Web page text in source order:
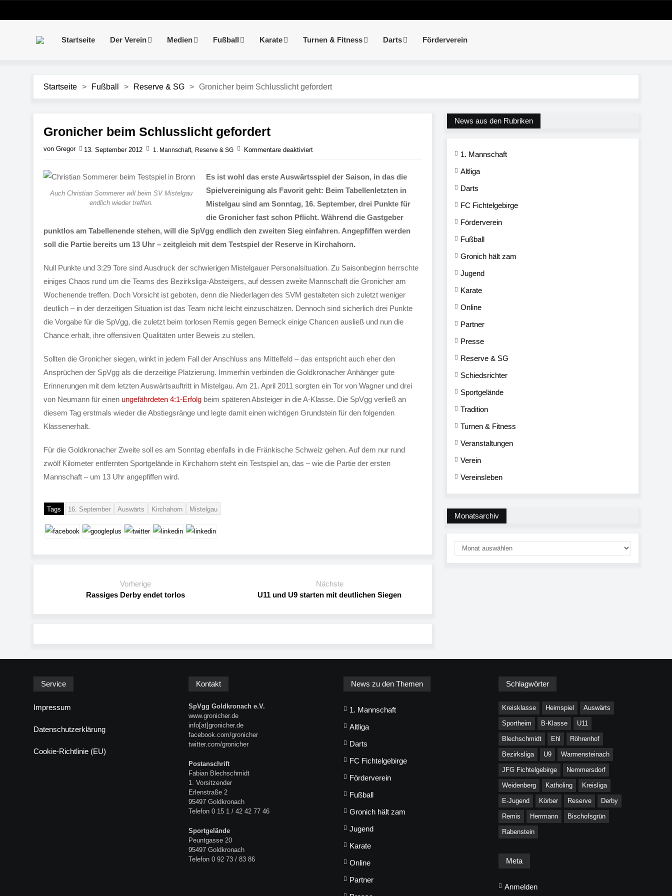
Startseite Der Verein Medien Fußball Karate Turnen & Fitness Darts Förderverein
Startseite > Fußball > Reserve & SG > Gronicher beim Schlusslicht gefordert
Gronicher beim Schlusslicht gefordert
von Gregor 13. September 2012 1. Mannschaft, Reserve & SG Kommentare deaktiviert
Auch Christian Sommerer will beim SV Mistelgau
endlich wieder treffen.
Es ist wohl das erste Auswärtsspiel der Saison, in das die
Spielvereinigung als Favorit geht: Beim Tabellenletzten in
Mistelgau sind am Sonntag, 16. September, drei Punkte für
die Gronicher fast schon Pflicht. Während die Gastgeber
punktlos am Tabellenende stehen, will die SpVgg endlich den zweiten Sieg einfahren. Angepfiffen werden
soll die Partie bereits um 13 Uhr – zeitgleich mit dem Testspiel der Reserve in Kirchahorn.
Null Punkte und 3:29 Tore sind Ausdruck der schwierigen Mistelgauer Personalsituation. Zu Saisonbeginn herrschte
einiges Chaos rund um die Teams des Bezirksliga-Absteigers, auf dessen zweite Mannschaft die Gronicher am
Wochenende treffen. Doch Vorsicht ist geboten, denn die Niederlagen des SVM gestalteten sich zuletzt weniger
deutlich – in der derzeitigen Situation ist das Team nicht leicht einzuschätzen. Dennoch sind sicherlich drei Punkte
die Vorgabe für die SpVgg, die zuletzt beim torlosen Remis gegen Berneck einige Chancen ausließ und nun die
Chance erhält, ihre offensiven Qualitäten unter Beweis zu stellen.
Sollten die Gronicher siegen, winkt in jedem Fall der Anschluss ans Mittelfeld – das entspricht auch eher den
Ansprüchen der SpVgg als die derzeitige Platzierung. Immerhin verbinden die Goldkronacher Anhänger gute
Erinnerungen mit dem letzten Auswärtsauftritt in Mistelgau. Am 21. April 2011 sorgten ein Tor von Wagner und drei
von Neumann für einen ungefährdeten 4:1-Erfolg beim späteren Absteiger in die A-Klasse. Die SpVgg verließ an
diesem Tag erstmals wieder die Abstiegsränge und legte damit einen wichtigen Grundstein für den folgenden
Klassenerhalt.
Für die Goldkronacher Zweite soll es am Sonntag ebenfalls in die Fränkische Schweiz gehen. Auf dem nur rund
zwölf Kilometer entfernten Sportgelände in Kirchahorn steht ein Testspiel an, das – wie die Partie der ersten
Mannschaft – um 13 Uhr angepfiffen wird.
Tags 16. September Auswärts Kirchahorn Mistelgau
Vorherige
Rassiges Derby endet torlos
Nächste
U11 und U9 starten mit deutlichen Siegen
News aus den Rubriken
1. Mannschaft
Altliga
Darts
FC Fichtelgebirge
Förderverein
Fußball
Gronich hält zam
Jugend
Karate
Online
Partner
Presse
Reserve & SG
Schiedsrichter
Sportgelände
Tradition
Turnen & Fitness
Veranstaltungen
Verein
Vereinsleben
Monatsarchiv
Service
Impressum
Datenschutzerklärung
Cookie-Richtlinie (EU)
Kontakt
SpVgg Goldkronach e.V.
www.gronicher.de
info[at]gronicher.de
facebook.com/gronicher
twitter.com/gronicher
Postanschrift
Fabian Blechschmidt
1. Vorsitzender
Erlenstraße 2
95497 Goldkronach
Telefon 0 15 1 / 42 42 77 46
Sportgelände
Peuntgasse 20
95497 Goldkronach
Telefon 0 92 73 / 83 86
News zu den Themen
1. Mannschaft
Altliga
Darts
FC Fichtelgebirge
Förderverein
Fußball
Gronich hält zam
Jugend
Karate
Online
Partner
Schlagwörter
Kreisklasse Heimspiel Auswärts
Sportheim B-Klasse U11
Blechschmidt Ehl Röhrenhof
Bezirksliga U9 Warmensteinach
JFG Fichtelgebirge Nemmersdorf
Weidenberg Katholing Kreisliga
E-Jugend Körber Reserve Derby
Remis Herrmann Bischofsgrün
Rabenstein
Meta
Anmelden